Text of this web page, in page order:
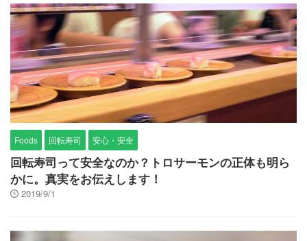
Foods 回転寿司 安心・安全
回転寿司って安全なのか？トロサーモンの正体も明ら
かに。真実をお伝えします！
2019/9/1